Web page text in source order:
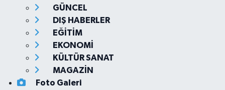
GÜNCEL
DIŞ HABERLER
EĞİTİM
EKONOMİ
KÜLTÜR SANAT
MAGAZİN
Foto Galeri